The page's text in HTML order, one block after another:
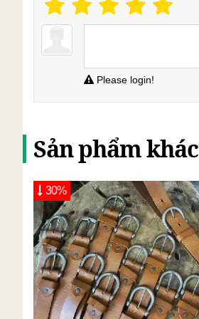
Please login!
Sản phẩm khác
30%